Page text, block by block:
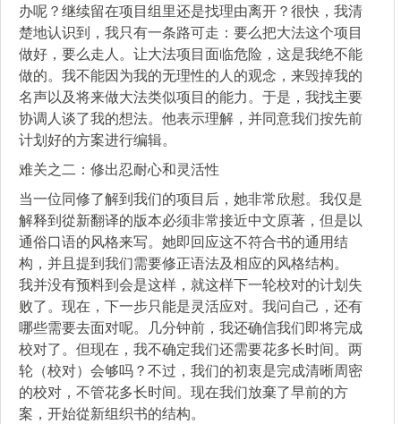
办呢？继续留在项目组里还是找理由离开？很快，我清
楚地认识到，我只有一条路可走：要么把大法这个项目
做好，要么走人。让大法项目面临危险，这是我绝不能
做的。我不能因为我的无理性的人的观念，来毁掉我的
名声以及将来做大法类似项目的能力。于是，我找主要
协调人谈了我的想法。他表示理解，并同意我们按先前
计划好的方案进行编辑。
难关之二：修出忍耐心和灵活性
当一位同修了解到我们的项目后，她非常欣慰。我仅是
解释到從新翻译的版本必须非常接近中文原著，但是以
通俗口语的风格来写。她即回应这不符合书的通用结
构，并且提到我们需要修正语法及相应的风格结构。
我并没有预料到会是这样，就这样下一轮校对的计划失
败了。现在，下一步只能是灵活应对。我问自己，还有
哪些需要去面对呢。几分钟前，我还确信我们即将完成
校对了。但现在，我不确定我们还需要花多长时间。两
轮（校对）会够吗？不过，我们的初衷是完成清晰周密
的校对，不管花多长时间。现在我们放棄了早前的方
案，开始從新组织书的结构。